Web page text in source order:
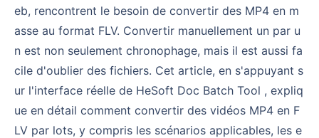
eb, rencontrent le besoin de convertir des MP4 en m
asse au format FLV. Convertir manuellement un par u
n est non seulement chronophage, mais il est aussi fa
cile d'oublier des fichiers. Cet article, en s'appuyant s
ur l'interface réelle de HeSoft Doc Batch Tool , expliq
ue en détail comment convertir des vidéos MP4 en F
LV par lots, y compris les scénarios applicables, les e